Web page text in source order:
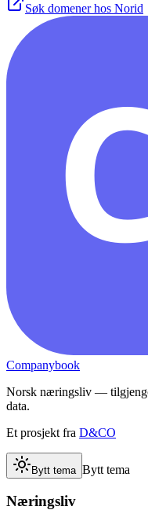
Søk domener hos Norid
Companybook
Norsk næringsliv —
data.
Et prosjekt fra D&CO
Bytt tema Bytt tema
Næringsliv